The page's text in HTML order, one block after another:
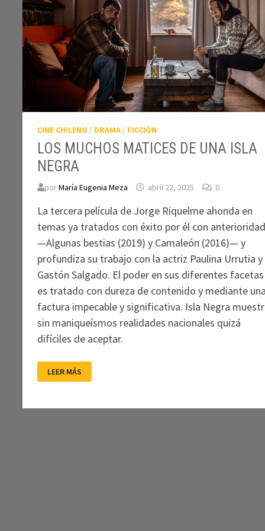
CINE CHILENO / DRAMA / FICCIÓN
LOS MUCHOS MATICES DE UNA ISLA
NEGRA
porMaría Eugenia Meza abril 22, 2025 0
La tercera película de Jorge Riquelme ahonda en
temas ya tratados con éxito por él con
—Algunas bestias (2019) y Camaleón (2016)— y
profundiza su trabajo con la actriz Paulina Urrutia y
Gastón Salgado. El poder en sus diferentes facetas
es tratado con dureza de contenido y mediante
factura impecable y significativa. Isla Negra
sin maniqueísmos realidades nacionales quizá
difíciles de aceptar.
MUCHOS
MATICES
ISLA
LEER MÁS